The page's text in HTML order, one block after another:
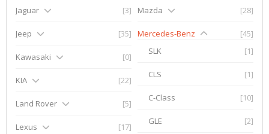
Jaguar [3]
Jeep [35]
Kawasaki [0]
KIA [22]
Land Rover [5]
Lexus [17]
Mazda [28]
Mercedes-Benz
[45]
SLK
[1]
CLS [1]
C-Class [10]
GLE [2]